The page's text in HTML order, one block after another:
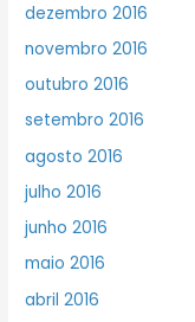
dezembro 2016
novembro 2016
outubro 2016
setembro 2016
agosto 2016
julho 2016
junho 2016
maio 2016
abril 2016